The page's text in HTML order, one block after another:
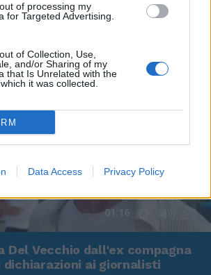
of processing my
for Targeted Advertising.
of Collection, Use,
and/or Sharing of my
that Is Unrelated with the
it was collected.
Data Access Privacy Policy
01:16
Del Vecchio dall'ex compagna
dichiarazioni ai giornalisti